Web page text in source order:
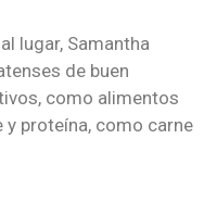
lugar, Samantha
de buen
como alimentos
y proteína, como carne